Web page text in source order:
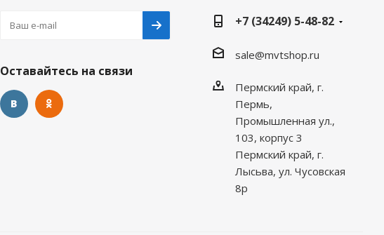
Оставайтесь на связи
+7 (34249) 5-48-82
sale@mvtshop.ru
Пермский край, г.
Пермь,
Промышленная ул.,
103, корпус 3
Пермский край, г.
Лысьва, ул. Чусовская
8р